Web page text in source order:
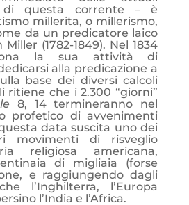
di questa corrente – è
millerita, o millerismo,
da un predicatore laico
(1782-1849). Nel 1834
la sua attività di
alla predicazione a
base dei diversi calcoli
ritiene che i 2.300 “giorni”
8, 14 termineranno nel
profetico di avvenimenti
data suscita uno dei
movimenti di risveglio
religiosa americana,
di migliaia (forse
e raggiungendo dagli
l’Inghilterra, l’Europa
l’India e l’Africa.